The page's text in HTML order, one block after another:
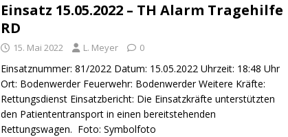
Einsatz 15.05.2022 – TH Alarm Tragehilfe
RD
15. Mai 2022 L. Meyer 0
Einsatznummer: 81/2022 Datum: 15.05.2022 Uhrzeit: 18:48 Uhr
Ort: Bodenwerder Feuerwehr: Bodenwerder Weitere Kräfte:
Rettungsdienst Einsatzbericht: Die Einsatzkräfte unterstützten
den Patiententransport in einen bereitstehenden
Rettungswagen. Foto: Symbolfoto